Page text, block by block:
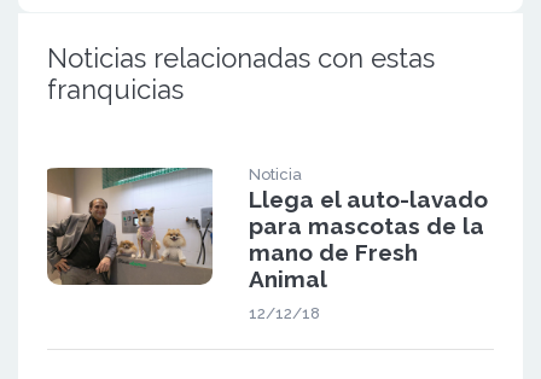
Noticias relacionadas con estas
franquicias
Noticia
Llega el auto-lavado
para mascotas de la
mano de Fresh
Animal
12/12/18